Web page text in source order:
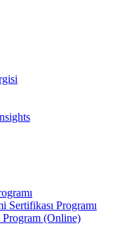
Programı
(Online)